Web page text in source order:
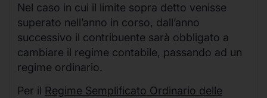
Nel caso in cui il limite sopra detto venisse
superato nell’anno in corso, dall’anno
successivo il contribuente sarà obbligato a
cambiare il regime contabile, passando ad un
regime ordinario.
Per il Regime Semplificato Ordinario delle